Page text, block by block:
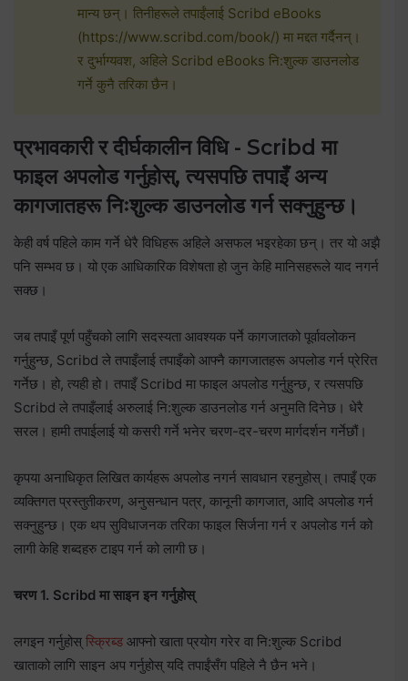
मान्य छन्। तिनीहरूले तपाईंलाई Scribd eBooks
(https://www.scribd.com/book/) मा मद्दत गर्दैनन्।
र दुर्भाग्यवश, अहिले Scribd eBooks नि:शुल्क डाउनलोड
गर्ने कुनै तरिका छैन।
प्रभावकारी र दीर्घकालीन विधि - Scribd मा
फाइल अपलोड गर्नुहोस्, त्यसपछि तपाइँ अन्य
कागजातहरू निःशुल्क डाउनलोड गर्न सक्नुहुन्छ।
केही वर्ष पहिले काम गर्ने धेरै विधिहरू अहिले असफल भइरहेका छन्। तर यो अझै
पनि सम्भव छ। यो एक आधिकारिक विशेषता हो जुन केहि मानिसहरूले याद नगर्न
सक्छ।
जब तपाइँ पूर्ण पहुँचको लागि सदस्यता आवश्यक पर्ने कागजातको पूर्वावलोकन
गर्नुहुन्छ, Scribd ले तपाइँलाई तपाइँको आफ्नै कागजातहरू अपलोड गर्न प्रेरित
गर्नेछ। हो, त्यही हो। तपाइँ Scribd मा फाइल अपलोड गर्नुहुन्छ, र त्यसपछि
Scribd ले तपाइँलाई अरुलाई नि:शुल्क डाउनलोड गर्न अनुमति दिनेछ। धेरै
सरल। हामी तपाईलाई यो कसरी गर्ने भनेर चरण-दर-चरण मार्गदर्शन गर्नेछौं।
कृपया अनाधिकृत लिखित कार्यहरू अपलोड नगर्न सावधान रहनुहोस्। तपाइँ एक
व्यक्तिगत प्रस्तुतीकरण, अनुसन्धान पत्र, कानूनी कागजात, आदि अपलोड गर्न
सक्नुहुन्छ। एक थप सुविधाजनक तरिका फाइल सिर्जना गर्न र अपलोड गर्न को
लागी केहि शब्दहरु टाइप गर्न को लागी छ।
चरण 1. Scribd मा साइन इन गर्नुहोस्
लगइन गर्नुहोस् स्क्रिब्ड आफ्नो खाता प्रयोग गरेर वा नि:शुल्क Scribd
खाताको लागि साइन अप गर्नुहोस् यदि तपाईंसँग पहिले नै छैन भने।